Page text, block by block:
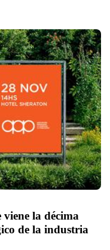
la décima
de la industria